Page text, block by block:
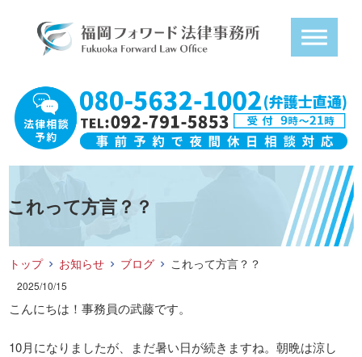
これって方言？？
トップ お知らせ ブログ これって方言？？
2025/10/15
こんにちは！事務員の武藤です。
10月になりましたが、まだ暑い日が続きますね。朝晩は涼し